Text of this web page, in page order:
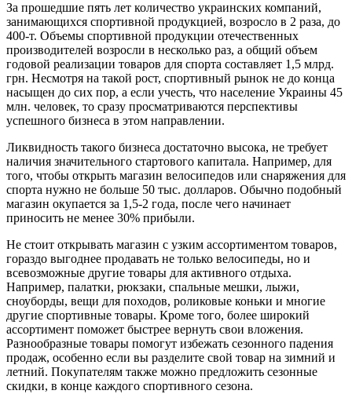
За прошедшие пять лет количество украинских компаний,
занимающихся спортивной продукцией, возросло в 2 раза, до
400-т. Объемы спортивной продукции отечественных
производителей возросли в несколько раз, а общий объем
годовой реализации товаров для спорта составляет 1,5 млрд.
грн. Несмотря на такой рост, спортивный рынок не до конца
насыщен до сих пор, а если учесть, что население Украины 45
млн. человек, то сразу просматриваются перспективы
успешного бизнеса в этом направлении.
Ликвидность такого бизнеса достаточно высока, не требует
наличия значительного стартового капитала. Например, для
того, чтобы открыть магазин велосипедов или снаряжения для
спорта нужно не больше 50 тыс. долларов. Обычно подобный
магазин окупается за 1,5-2 года, после чего начинает
приносить не менее 30% прибыли.
Не стоит открывать магазин с узким ассортиментом товаров,
гораздо выгоднее продавать не только велосипеды, но и
всевозможные другие товары для активного отдыха.
Например, палатки, рюкзаки, спальные мешки, лыжи,
сноуборды, вещи для походов, роликовые коньки и многие
другие спортивные товары. Кроме того, более широкий
ассортимент поможет быстрее вернуть свои вложения.
Разнообразные товары помогут избежать сезонного падения
продаж, особенно если вы разделите свой товар на зимний и
летний. Покупателям также можно предложить сезонные
скидки, в конце каждого спортивного сезона.